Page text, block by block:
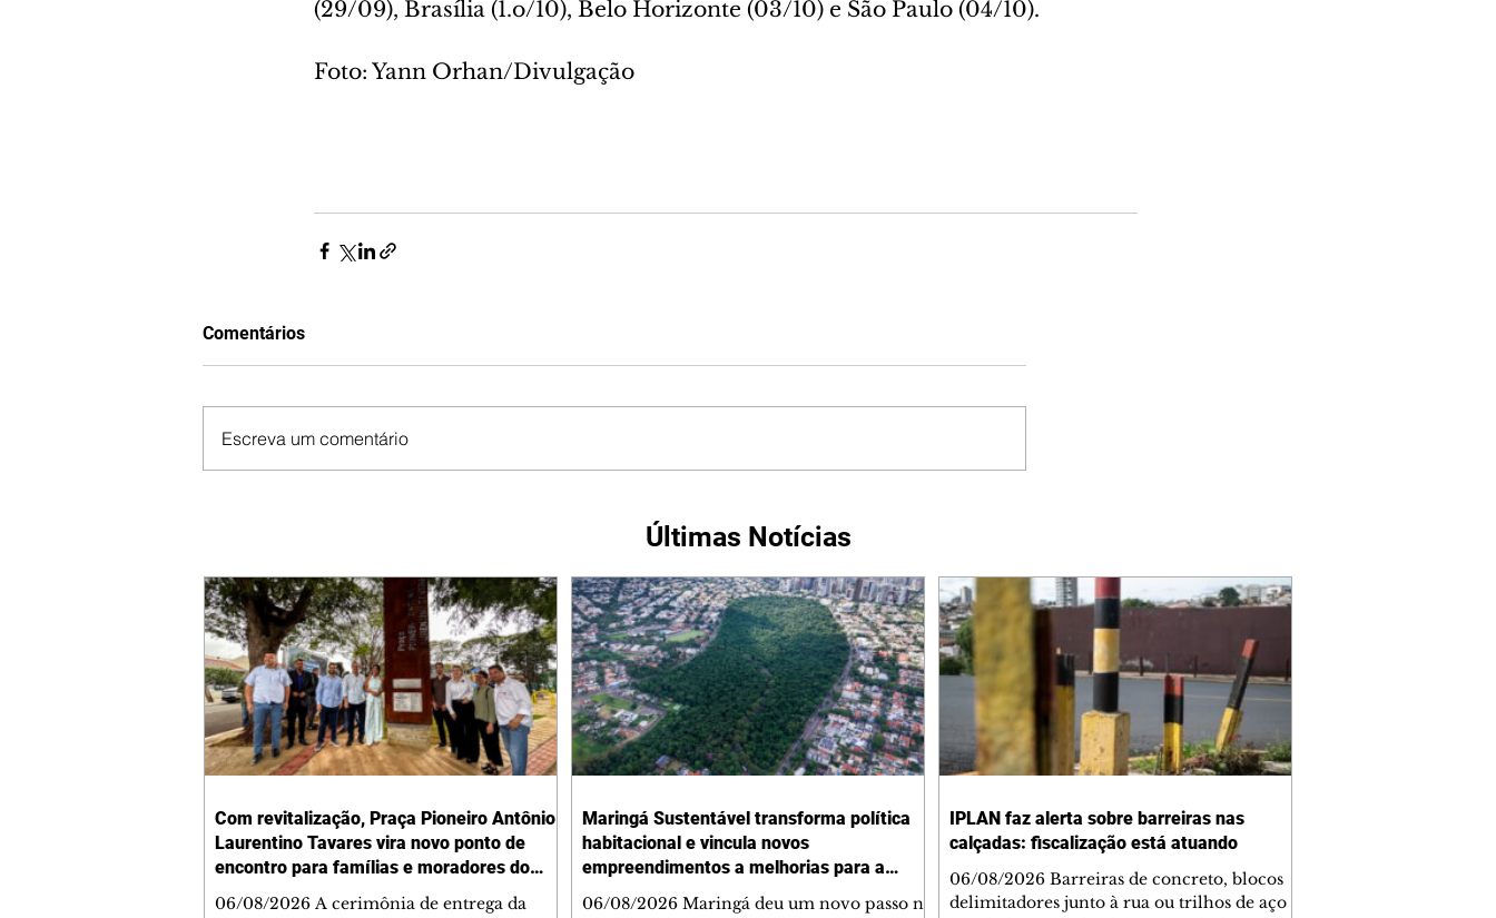
(29/09), Brasília (1.o/10), Belo Horizonte (03/10) e São Paulo (04/10).
Foto: Yann Orhan/Divulgação
Comentários
Escreva um comentário
Últimas Notícias
Com revitalização, Praça Pioneiro Antônio
Laurentino Tavares vira novo ponto de
encontro para famílias e moradores do
Jardim Liberdade
06/08/2026 A cerimônia de entrega da
Maringá Sustentável transforma política
habitacional e vincula novos
empreendimentos a melhorias para a
cidade
06/08/2026 Maringá deu um novo passo na
IPLAN faz alerta sobre barreiras nas
calçadas: fiscalização está atuando
06/08/2026 Barreiras de concreto, blocos
delimitadores junto à rua ou trilhos de aço